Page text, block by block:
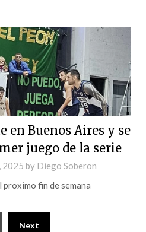
en Buenos Aires y se
juego de la serie
2025 by Diego Soberon
fin de semana
Next